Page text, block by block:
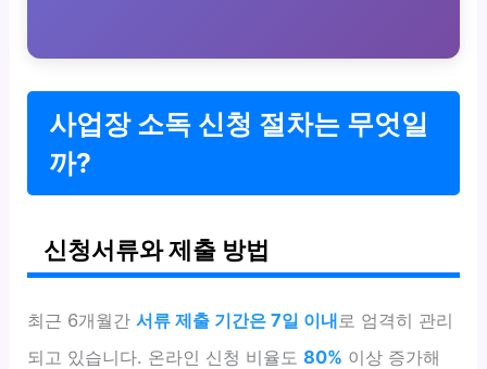
사업장 소독 신청 절차는 무엇일
까?
신청서류와 제출 방법
최근 6개월간서류 제출 기간은 7일 이내 로 엄격히 관리
되고 있습니다. 온라인 신청 비율도80% 이상 증가해